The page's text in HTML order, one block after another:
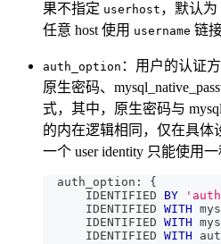
果不指定 userhost ，默认为
任意 host 使用 username 链
auth_option ：用户的认证
原生密码、
式，其中，原生密码与
的内在逻辑相同，仅在具体
一个 user identity 只能使用一
  auth_option: {
      IDENTIFIED
BY
      IDENTIFIED
WITH
      IDENTIFIED
WITH
      IDENTIFIED
WITH